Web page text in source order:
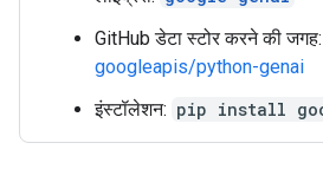
GitHub डेटा स्टोर करने की जगह:
googleapis/python-genai
इंस्टॉलेशन: pip install